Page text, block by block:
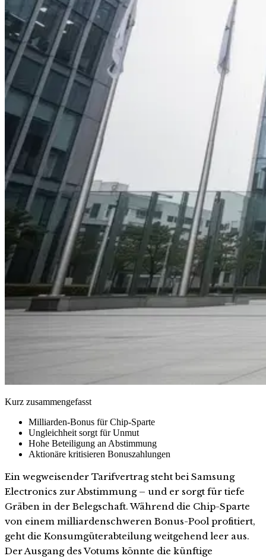
Kurz zusammengefasst
Milliarden-Bonus für Chip-Sparte
Ungleichheit sorgt für Unmut
Hohe Beteiligung an Abstimmung
Aktionäre kritisieren Bonuszahlungen
Ein wegweisender Tarifvertrag steht bei Samsung
Electronics zur Abstimmung – und er sorgt für tiefe
Gräben in der Belegschaft. Während die Chip-Sparte
von einem milliardenschweren Bonus-Pool profitiert,
geht die Konsumgüterabteilung weitgehend leer aus.
Der Ausgang des Votums könnte die künftige